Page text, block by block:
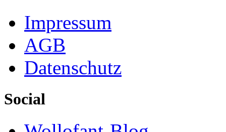
Impressum
AGB
Datenschutz
Social